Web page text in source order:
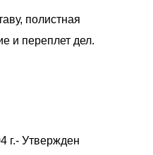
полистная
и переплет дел.
г.- Утвержден